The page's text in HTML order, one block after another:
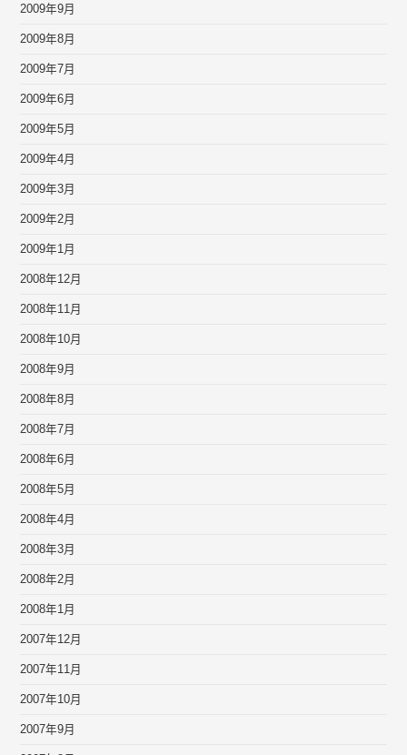
2009年9月
2009年8月
2009年7月
2009年6月
2009年5月
2009年4月
2009年3月
2009年2月
2009年1月
2008年12月
2008年11月
2008年10月
2008年9月
2008年8月
2008年7月
2008年6月
2008年5月
2008年4月
2008年3月
2008年2月
2008年1月
2007年12月
2007年11月
2007年10月
2007年9月